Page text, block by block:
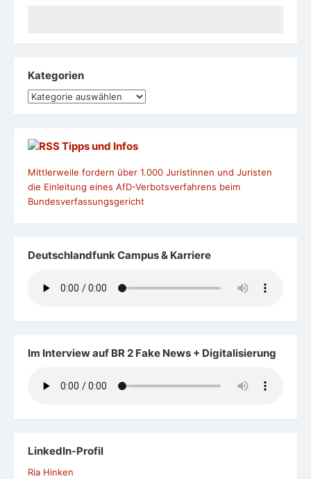
Kategorien
Kategorien
Tipps und Infos
Mittlerweile fordern über 1.000 Juristinnen und Juristen
die Einleitung eines AfD-Verbotsverfahrens beim
Bundesverfassungsgericht
Deutschlandfunk Campus & Karriere
Im Interview auf BR 2 Fake News + Digitalisierung
LinkedIn-Profil
Ria Hinken